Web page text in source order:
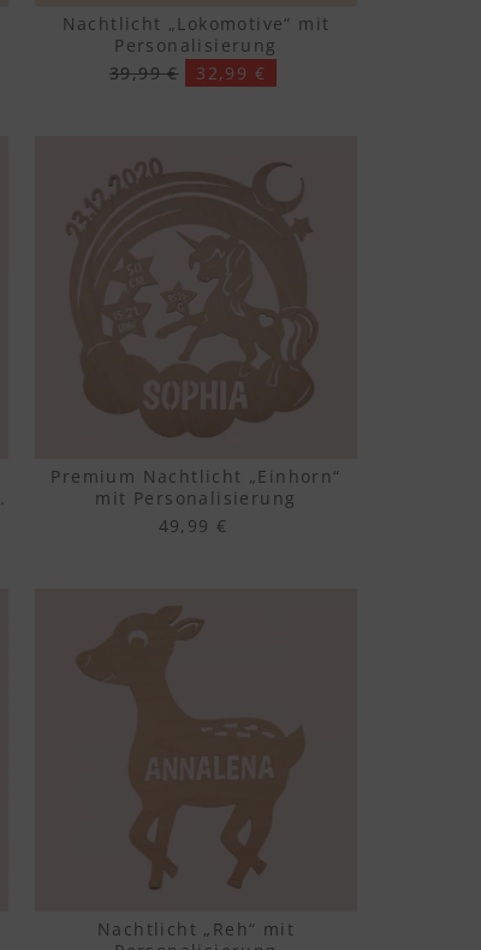
Nachtlicht „Lokomotive“ mit
Personalisierung
39,99 €
32,99 €
Premium Nachtlicht „Einhorn“
mit Personalisierung
49,99 €
Nachtlicht „Reh“ mit